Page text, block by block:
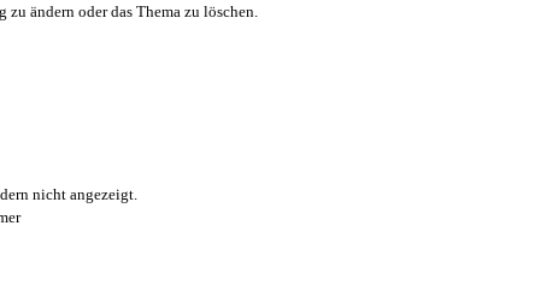
ändern oder das Thema zu löschen.
nicht angezeigt.